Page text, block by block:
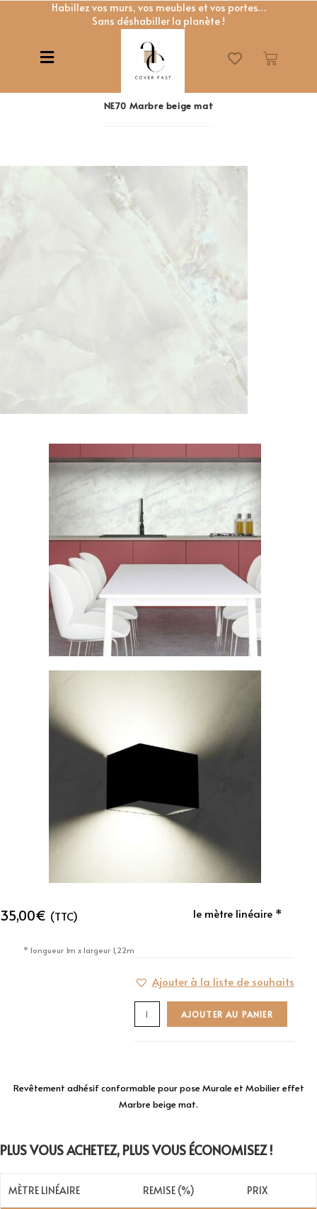
Habillez vos murs, vos meubles et vos portes…
Sans déshabiller la planète !
NE70 Marbre beige mat
35,00€ (TTC) le mètre linéaire *
* longueur 1m x largeur 1,22m
Ajouter à la liste de souhaits
AJOUTER AU PANIER
Revêtement adhésif conformable pour pose Murale et Mobilier effet
Marbre beige mat.
PLUS VOUS ACHETEZ, PLUS VOUS ÉCONOMISEZ !
MÈTRE LINÉAIRE REMISE (%) PRIX